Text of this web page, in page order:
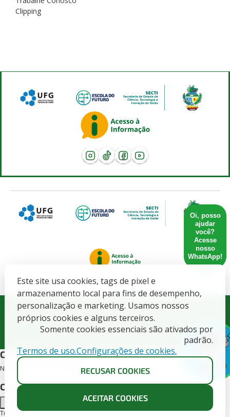
X
Oi, posso
ajudar
você?
Acesse
nosso
WhatsApp!
Este site usa cookies, tags de pixel e
armazenamento local para fins de desempenho,
personalização e marketing. Usamos nossos
próprios cookies e alguns terceiros.
Somente cookies essenciais são ativados por
padrão.
Termos de uso.Configurações de cookies.
RECUSAR COOKIES
ACEITAR COOKIES
Clipping
Governo do Estado de Goiás. SECRETARIA DE ESTADO DE
CIENCIA, TECNOLOGIA E INOVACAO - CNPJ: 21.652.711/0001-10
Todos direitos Reservados CETT/UFG - 2025.
Cursos deste edital
Nenhum curso encontrado para este edital.
Conheça as turmas disponíveis
Turmas para o curso -